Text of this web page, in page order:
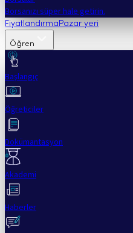
Borsanızı süper hale getirin.
Fiyatlandırma Pazar yeri
Öğren
Başlangıç
Öğreticiler
Dokümantasyon
Akademi
Haberler